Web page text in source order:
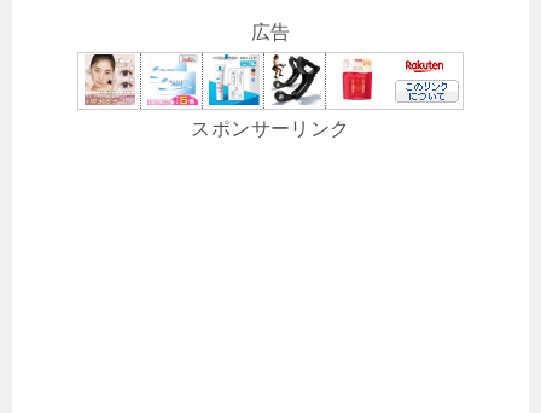
広告
スポンサーリンク